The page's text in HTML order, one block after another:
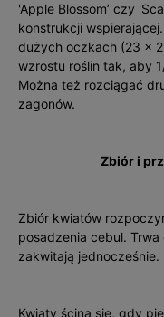
'Apple Blossom’ czy
konstrukcji
dużych oczkach (23 x
wzrostu roślin tak, aby
Można też rozciągać
zagonów.
Zbiór i
Zbiór kwiatów
posadzenia cebul.
zakwitają jednocześnie.
Kwiaty ścina się, gdy